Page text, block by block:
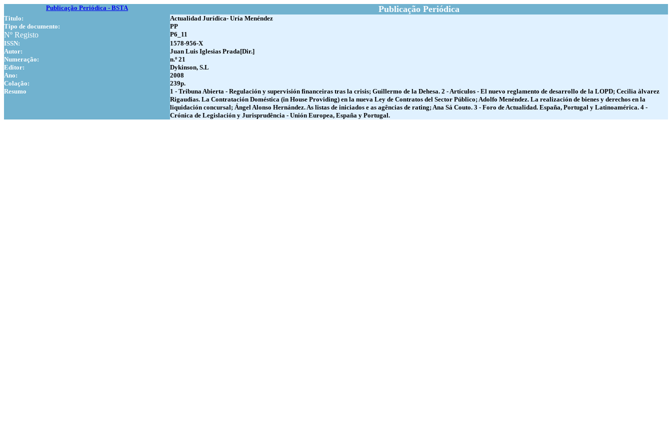
Publicação Periódica - BSTA Publicação Periódica
Titulo:
Actualidad Jurídica- Uría Menéndez
Tipo de documento:
PP
Nº Registo
P6_11
ISSN:
1578-956-X
Autor:
Juan Luis Iglesias Prada[Dir.]
Numeração:
n.º 21
Editor:
Dykinson, S.L
Ano:
2008
Colação:
239p.
Resumo
1 - Tribuna Abierta - Regulación y supervisión financeiras tras la crisis; Guillermo de la Dehesa. 2 - Artículos - El nuevo reglamento de desarrollo de la LOPD; Cecilia àlvarez
Rigaudias. La Contratación Doméstica (in House Providing) en la nueva Ley de Contratos del Sector Público; Adolfo Menéndez. La realización de bienes y derechos en la
liquidación concursal; Ángel Alonso Hernández. As listas de iniciados e as agências de rating; Ana Sá Couto. 3 - Foro de Actualidad. España, Portugal y Latinoamérica. 4 -
Crónica de Legislación y Jurisprudência - Unión Europea, España y Portugal.